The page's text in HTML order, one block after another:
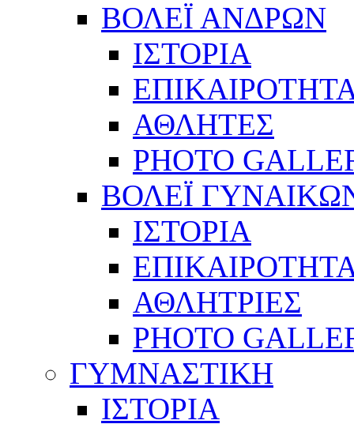
ΒΟΛΕΪ ΑΝΔΡΩΝ
ΙΣΤΟΡΙΑ
ΑΘΛΗΤΕΣ
PHOTO
ΒΟΛΕΪ
ΙΣΤΟΡΙΑ
ΑΘΛΗΤΡΙΕΣ
PHOTO
ΓΥΜΝΑΣΤΙΚΗ
ΙΣΤΟΡΙΑ